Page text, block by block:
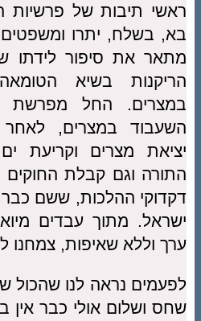
ראשי תיבות של פרשיות
בא, בשלח, יתרו
מתאר את סיפור לידתו
הריקנות בשיא
במצרים. החל
השעבוד במצרים,
יציאת מצרים וקריעת
התורה וגם קבלת
דקדוקי ההלכות, ששם כבר
ישראל. מתוך עבדים
ערך וללא שאיפות, צמחנו
לפעמים נראה לנו שהכול
שחס ושלום אולי כבר אין